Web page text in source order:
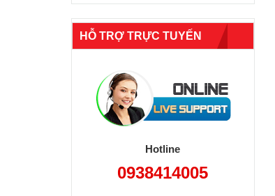
HỖ TRỢ TRỰC TUYẾN
Hotline
0938414005